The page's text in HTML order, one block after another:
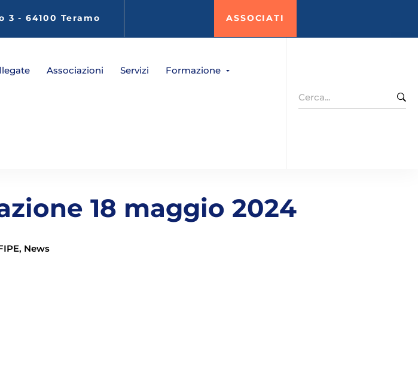
3 - 64100 Teramo ASSOCIATI
Associazioni Servizi Formazione
Search
for:
18 maggio 2024
, News